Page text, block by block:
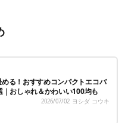
る！おすすめコンパクトエコバ
｜おしゃれ＆かわいい100均も
2026/07/02 ヨシダ コウキ